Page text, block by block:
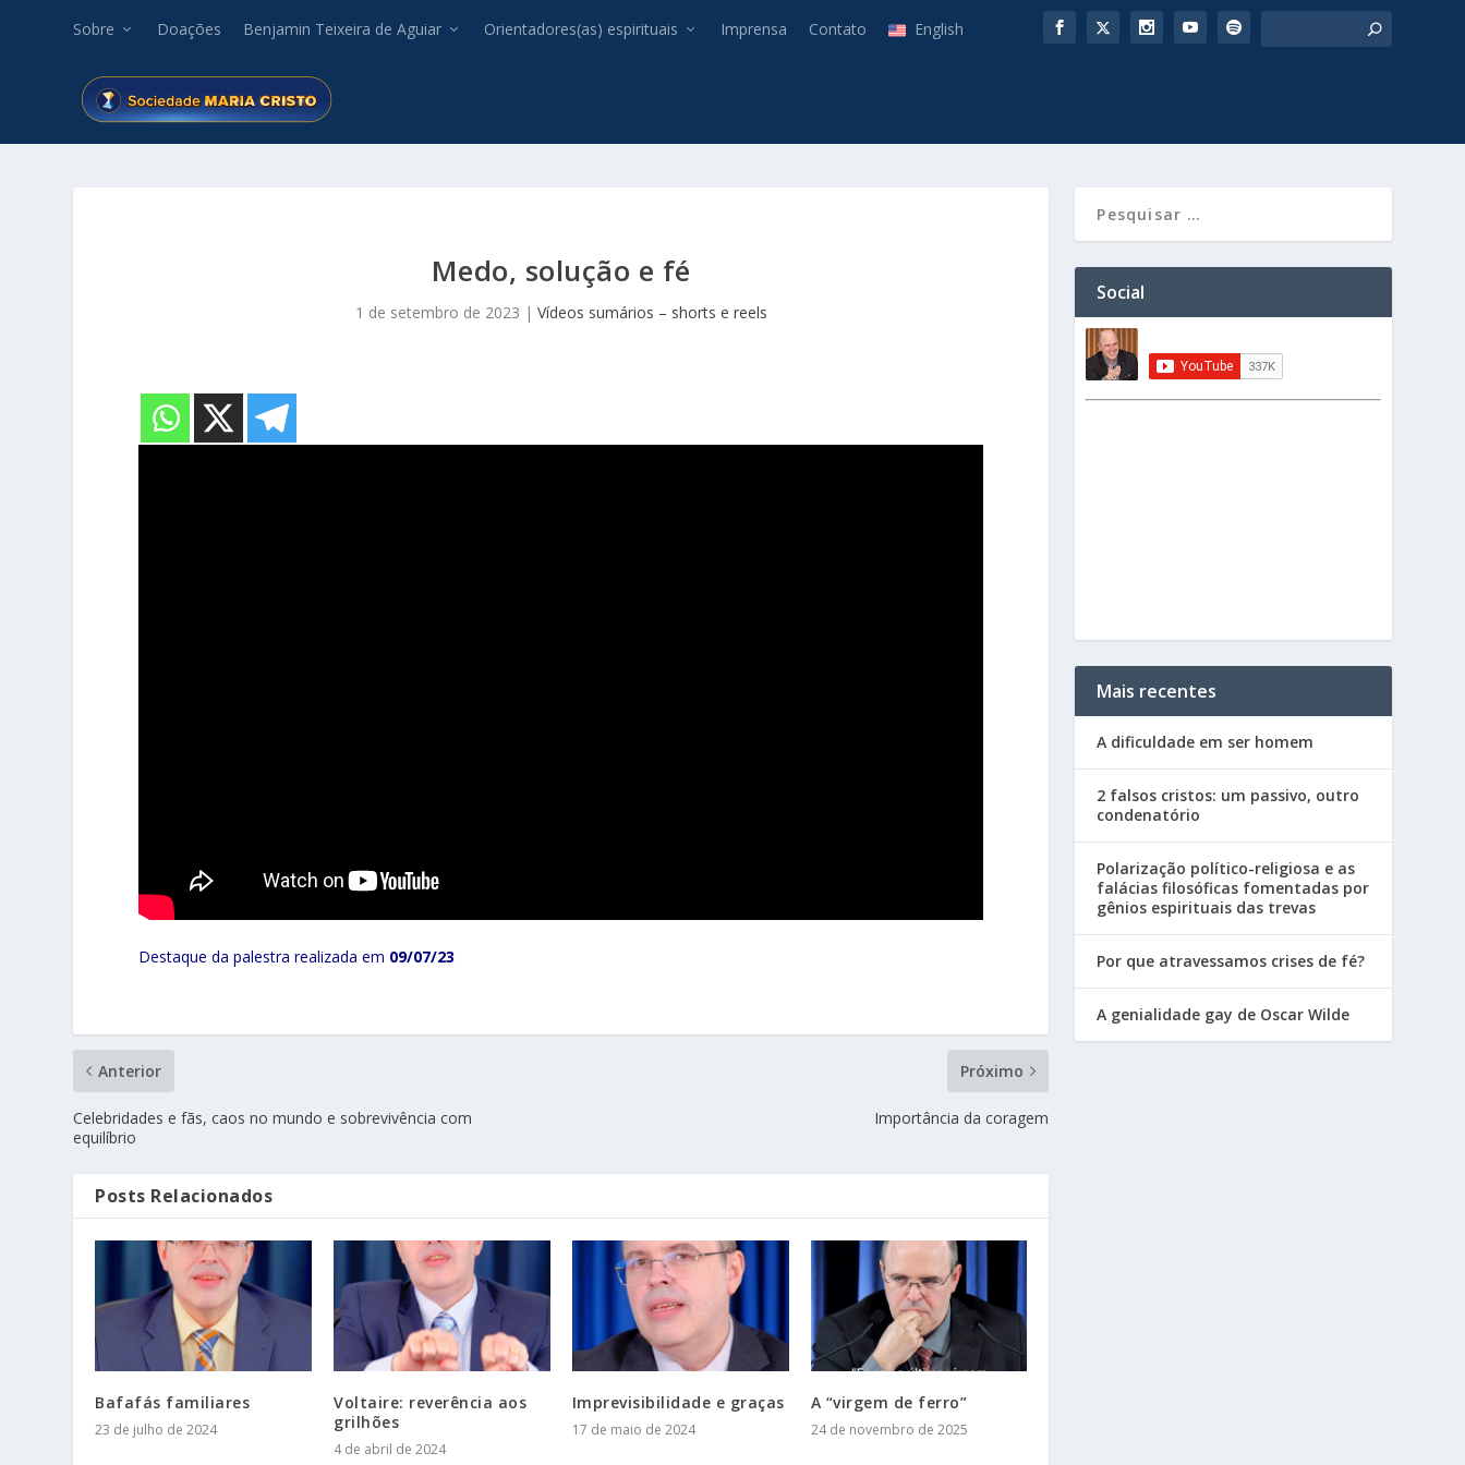
Sobre Doações Benjamin Teixeira de Aguiar Orientadores(as) espirituais Imprensa Contato English
Medo, solução e fé
1 de setembro de 2023 | Vídeos sumários – shorts e reels
Destaque da palestra realizada em 09/07/23
Anterior
Celebridades e fãs, caos no mundo e sobrevivência com
equilíbrio
Próximo
Importância da coragem
Posts Relacionados
Bafafás familiares
23 de julho de 2024
Voltaire: reverência aos
grilhões
4 de abril de 2024
Imprevisibilidade e graças
17 de maio de 2024
A “virgem de ferro”
24 de novembro de 2025
Social
Mais recentes
A dificuldade em ser homem
2 falsos cristos: um passivo, outro
condenatório
Polarização político-religiosa e as
falácias filosóficas fomentadas por
gênios espirituais das trevas
Por que atravessamos crises de fé?
A genialidade gay de Oscar Wilde